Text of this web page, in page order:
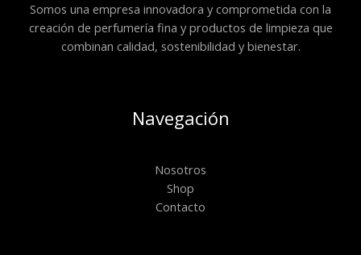
Somos una empresa innovadora y comprometida con la
creación de perfumería fina y productos de limpieza que
combinan calidad, sostenibilidad y bienestar.
Navegación
Nosotros
Shop
Contacto